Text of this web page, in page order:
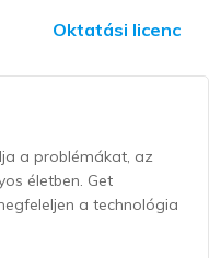
Oktatási licenc
a problémákat, az
életben. Get
a technológia